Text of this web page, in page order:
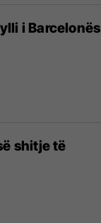
i Barcelonës
shitje të